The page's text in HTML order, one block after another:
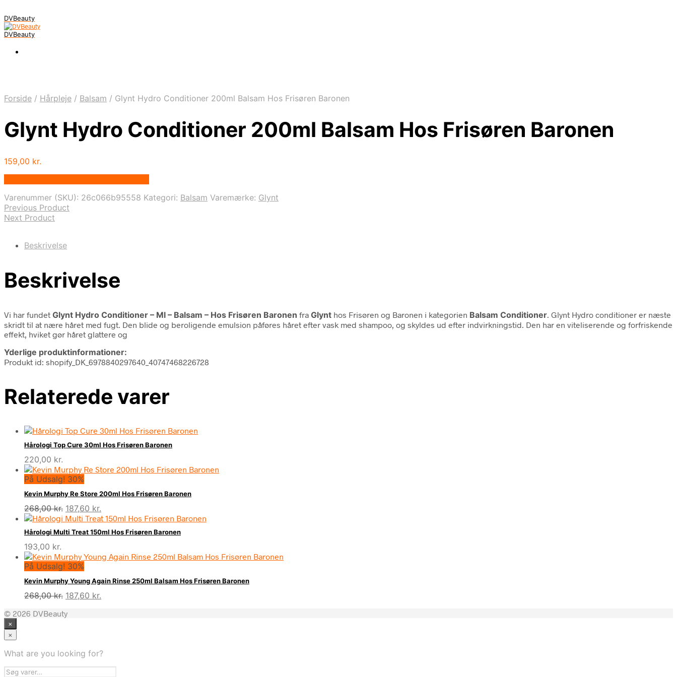
DVBeauty
DVBeauty
Forside / Hårpleje / Balsam / Glynt Hydro Conditioner 200ml Balsam Hos Frisøren Baronen
Glynt Hydro Conditioner 200ml Balsam Hos Frisøren Baronen
159,00 kr.
Varenummer (SKU): 26c066b95558 Kategori: Balsam Varemærke: Glynt
Previous Product
Next Product
Beskrivelse
Beskrivelse
Vi har fundet Glynt Hydro Conditioner – Ml – Balsam – Hos Frisøren Baronen fra Glynt hos Frisøren og Baronen i kategorien Balsam Conditioner . Glynt Hydro conditioner er næste
skridt til at nære håret med fugt. Den blide og beroligende emulsion påføres håret efter vask med shampoo, og skyldes ud efter indvirkningstid. Den har en viteliserende og forfriskende
effekt, hviket gør håret glattere og
Yderlige produktinformationer:
Produkt id: shopify_DK_6978840297640_40747468226728
Relaterede varer
Hårologi Top Cure 30ml Hos Frisøren Baronen
220,00 kr.
På Udsalg! 30%
Kevin Murphy Re Store 200ml Hos Frisøren Baronen
268,00kr. Den
oprindelige
pris
var:
187,60 kr.
aktuelle
pris
er:
Hårologi Multi Treat 150ml Hos Frisøren Baronen
193,00 kr.
På Udsalg! 30%
Kevin Murphy Young Again Rinse 250ml Balsam Hos Frisøren Baronen
268,00kr. Den
pris
187,60 kr.
© 2026 DVBeauty
×
×
What are you looking for?